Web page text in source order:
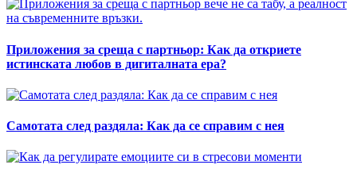
Приложения за среща с партньор: Как да откриете
истинската любов в дигиталната ера?
Самотата след раздяла: Как да се справим с нея